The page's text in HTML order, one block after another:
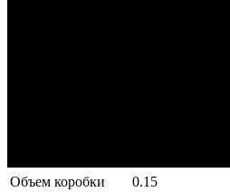
Объем коробки
0.15